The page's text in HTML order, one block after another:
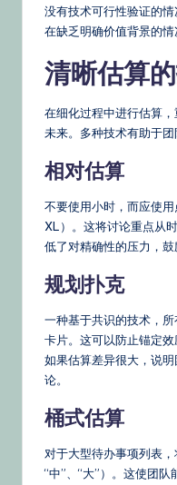
没有技术可行性验证的
在缺乏明确价值背景的情
清晰估算
在细化过程中进行估算
未来。多种技术有助于团
相对估算
不要使用小时，而应使用
XL）。这将讨论重点从
低了对精确性的压力，鼓
规划扑克
一种基于共识的技术，
卡片。这可以防止锚定效
如果估算差异很大，说
论。
桶式估算
对于大型待办事项列表，
“中”、“大”）。这使团